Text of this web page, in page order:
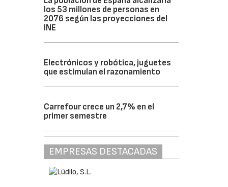
los 53 millones de personas en
2076 según las proyecciones del
INE
Electrónicos y robótica, juguetes
que estimulan el razonamiento
Carrefour crece un 2,7% en el
primer semestre
EMPRESAS DESTACADAS